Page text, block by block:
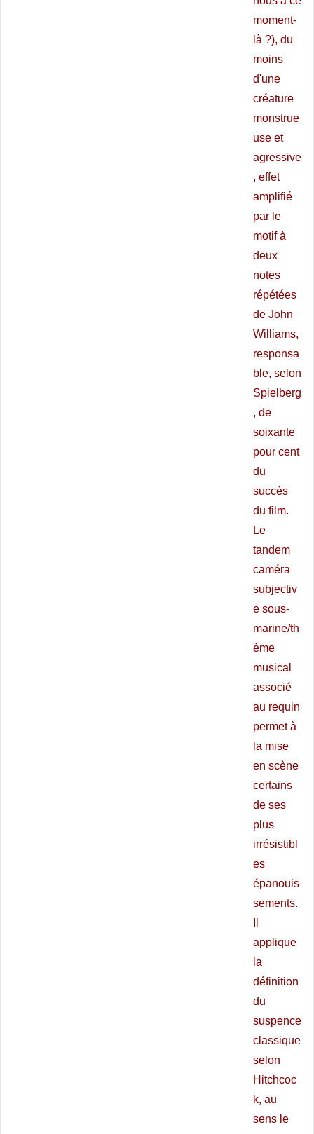
moment-
là ?), du
moins
d'une
créature
monstrue
use et
agressive
, effet
amplifié
par le
motif à
deux
notes
répétées
de John
Williams,
responsa
ble, selon
Spielberg
, de
soixante
pour cent
du
succès
du film.
Le
tandem
caméra
subjectiv
e sous-
marine/th
ème
musical
associé
au requin
permet à
la mise
en scène
certains
de ses
plus
irrésistibl
es
épanouis
sements.
applique
la
définition
du
suspence
classique
selon
Hitchcoc
k, au
sens le